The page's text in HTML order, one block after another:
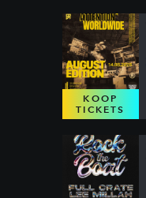
KOOP
TICKETS